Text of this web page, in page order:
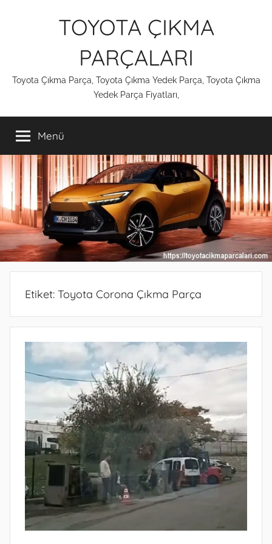
TOYOTA ÇIKMA
PARÇALARI
Toyota Çıkma Parça, Toyota Çıkma Yedek Parça, Toyota Çıkma
Yedek Parça Fiyatları,
Menü
Etiket: Toyota Corona Çıkma Parça